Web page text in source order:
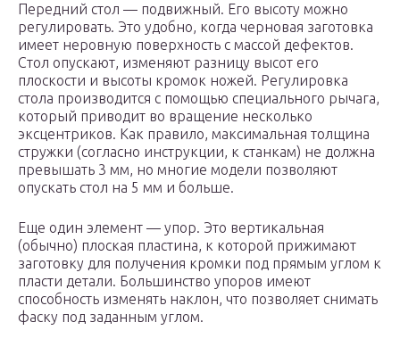
Передний стол — подвижный. Его высоту можно
регулировать. Это удобно, когда черновая заготовка
имеет неровную поверхность с массой дефектов.
Стол опускают, изменяют разницу высот его
плоскости и высоты кромок ножей. Регулировка
стола производится с помощью специального рычага,
который приводит во вращение несколько
эксцентриков. Как правило, максимальная толщина
стружки (согласно инструкции, к станкам) не должна
превышать 3 мм, но многие модели позволяют
опускать стол на 5 мм и больше.
Еще один элемент — упор. Это вертикальная
(обычно) плоская пластина, к которой прижимают
заготовку для получения кромки под прямым углом к
пласти детали. Большинство упоров имеют
способность изменять наклон, что позволяет снимать
фаску под заданным углом.